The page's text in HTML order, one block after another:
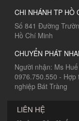
CHI NHÁNH TP HỒ
Số 841 Đường
Hồ Chí Minh
CHUYỂN PHÁT
Người nhận: Ms
0976.750.550 - Hợp
nghiệp Bát Tràng
LIÊN HỆ